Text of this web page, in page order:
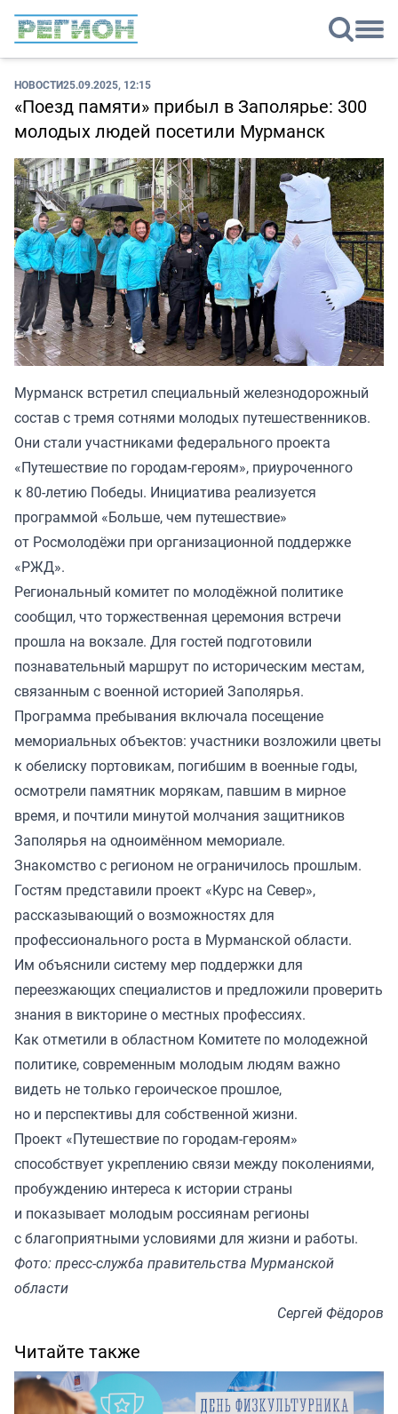
НОВОСТИ25.09.2025, 12:15
«Поезд памяти» прибыл в Заполярье: 300
молодых людей посетили Мурманск
Мурманск встретил специальный железнодорожный
состав с тремя сотнями молодых путешественников.
Они стали участниками федерального проекта
«Путешествие по городам-героям», приуроченного
к 80-летию Победы. Инициатива реализуется
программой «Больше, чем путешествие»
от Росмолодёжи при организационной поддержке
«РЖД».
Региональный комитет по молодёжной политике
сообщил, что торжественная церемония встречи
прошла на вокзале. Для гостей подготовили
познавательный маршрут по историческим местам,
связанным с военной историей Заполярья.
Программа пребывания включала посещение
мемориальных объектов: участники возложили цветы
к обелиску портовикам, погибшим в военные годы,
осмотрели памятник морякам, павшим в мирное
время, и почтили минутой молчания защитников
Заполярья на одноимённом мемориале.
Знакомство с регионом не ограничилось прошлым.
Гостям представили проект «Курс на Север»,
рассказывающий о возможностях для
профессионального роста в Мурманской области.
Им объяснили систему мер поддержки для
переезжающих специалистов и предложили проверить
знания в викторине о местных профессиях.
Как отметили в областном Комитете по молодежной
политике, современным молодым людям важно
видеть не только героическое прошлое,
но и перспективы для собственной жизни.
Проект «Путешествие по городам-героям»
способствует укреплению связи между поколениями,
пробуждению интереса к истории страны
и показывает молодым россиянам регионы
с благоприятными условиями для жизни и работы.
Фото: пресс-служба правительства Мурманской
области
Сергей Фёдоров
Читайте также